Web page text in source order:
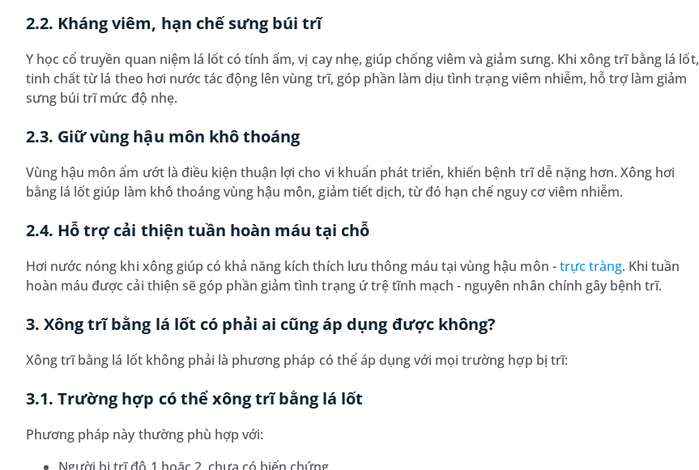
2.2. Kháng viêm, hạn chế sưng búi trĩ
Y học cổ truyền quan niệm lá lốt có tính ấm, vị cay nhẹ, giúp chống viêm và giảm sưng. Khi xông trĩ bằng lá lốt,
tinh chất từ lá theo hơi nước tác động lên vùng trĩ, góp phần làm dịu tình trạng viêm nhiễm, hỗ trợ làm giảm
sưng búi trĩ mức độ nhẹ.
2.3. Giữ vùng hậu môn khô thoáng
Vùng hậu môn ẩm ướt là điều kiện thuận lợi cho vi khuẩn phát triển, khiến bệnh trĩ dễ nặng hơn. Xông hơi
bằng lá lốt giúp làm khô thoáng vùng hậu môn, giảm tiết dịch, từ đó hạn chế nguy cơ viêm nhiễm.
2.4. Hỗ trợ cải thiện tuần hoàn máu tại chỗ
Hơi nước nóng khi xông giúp có khả năng kích thích lưu thông máu tại vùng hậu môn -trực tràng. Khi tuần
hoàn máu được cải thiện sẽ góp phần giảm tình trạng ứ trệ tĩnh mạch - nguyên nhân chính gây bệnh trĩ.
3. Xông trĩ bằng lá lốt có phải ai cũng áp dụng được không?
Xông trĩ bằng lá lốt không phải là phương pháp có thể áp dụng với mọi trường hợp bị trĩ:
3.1. Trường hợp có thể xông trĩ bằng lá lốt
Phương pháp này thường phù hợp với: